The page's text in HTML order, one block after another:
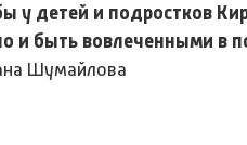
у детей и подростков
и быть вовлеченными в
Шумайлова